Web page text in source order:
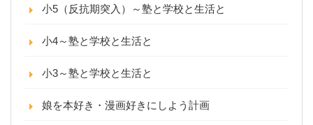
小5（反抗期突入）～塾と学校と生活と
小4～塾と学校と生活と
小3～塾と学校と生活と
娘を本好き・漫画好きにしよう計画